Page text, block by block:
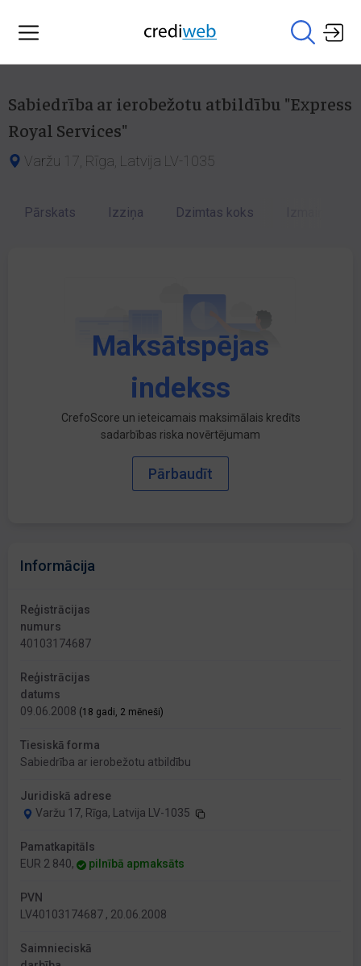
Sabiedrība ar ierobežotu atbildību "Express
Royal Services"
Varžu 17, Rīga, Latvija LV-1035
Pārskats Izziņa Dzimtas koks
Maksātspējas
indekss
CrefoScore un ieteicamais maksimālais kredīts
sadarbības riska novērtējumam
Pārbaudīt
Informācija
Reģistrācijas
numurs
40103174687
Reģistrācijas
datums
09.06.2008 (18 gadi, 2 mēneši)
Tiesiskā forma
Sabiedrība ar ierobežotu atbildību
Juridiskā adrese
Varžu 17, Rīga, Latvija LV-1035
Pamatkapitāls
EUR 2 840,
pilnībā apmaksāts
PVN
LV40103174687 , 20.06.2008
Saimnieciskā